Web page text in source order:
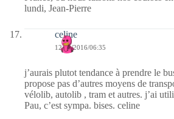
lundi, Jean-Pierre
celine
12/09/2016/06:35
j’aurais plutot tendance à prendre le
propose pas d’autres moyens de
vélolib, autolib , tram et autres. j’ai
Pau, c’est sympa. bises. celine